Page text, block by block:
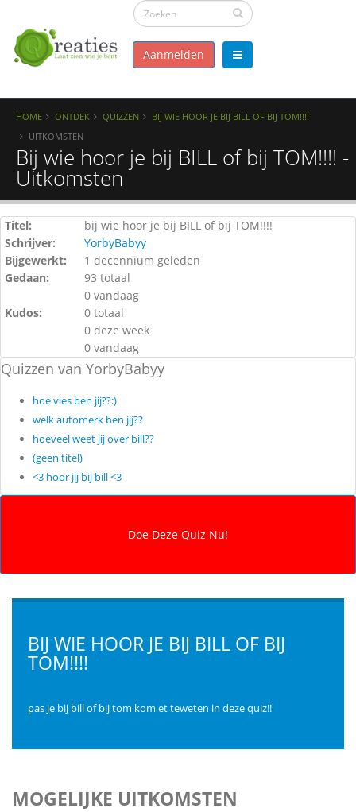
Aanmelden
HOME ONTDEK QUIZZEN
BIJ WIE HOOR JE BIJ BILL OF BIJ TOM!!!!
UITKOMSTEN
Bij wie hoor je bij BILL of bij TOM!!!! -
Uitkomsten
Titel:
bij wie hoor je bij BILL of bij TOM!!!!
Schrijver:
YorbyBabyy
Bijgewerkt:
1 decennium geleden
Gedaan:
93 totaal
0 vandaag
Kudos:
0 totaal
0 deze week
0 vandaag
Quizzen van YorbyBabyy
hoe vies ben jij??:)
welk automerk ben jij??
hoeveel weet jij over bill??
(geen titel)
<3 hoor jij bij bill <3
BIJ WIE HOOR JE BIJ BILL OF BIJ
TOM!!!!
pas je bij bill of bij tom kom et teweten in deze quiz!!
MOGELIJKE UITKOMSTEN